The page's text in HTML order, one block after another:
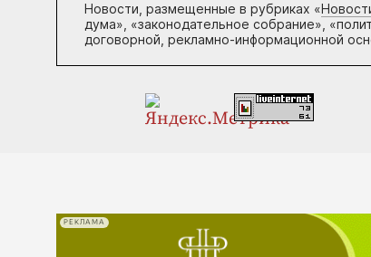
Новости, размещенные в рубриках «
дума», «законодательное собрание»,
договорной, рекламно-информационной
РЕКЛАМА